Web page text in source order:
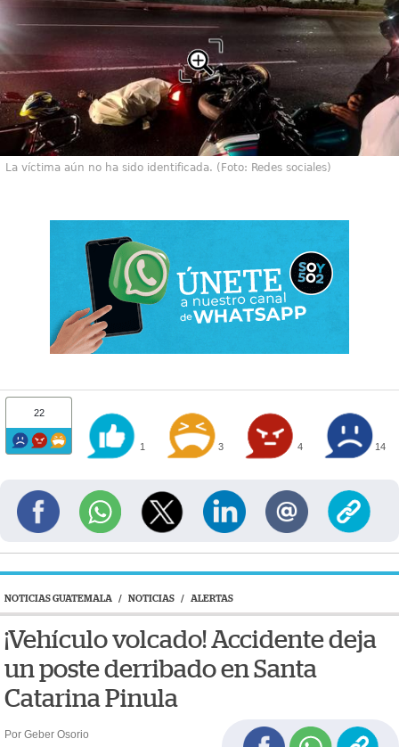
La víctima aún no ha sido identificada. (Foto: Redes sociales)
22
1 3 4 14
NOTICIAS GUATEMALA / NOTICIAS / ALERTAS
¡Vehículo volcado! Accidente deja
un poste derribado en Santa
Catarina Pinula
Por Geber Osorio